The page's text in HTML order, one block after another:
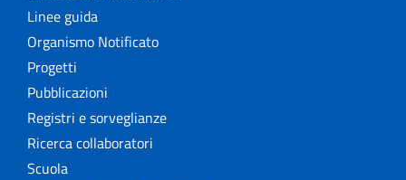
Linee guida
Organismo Notificato
Progetti
Pubblicazioni
Registri e sorveglianze
Ricerca collaboratori
Scuola